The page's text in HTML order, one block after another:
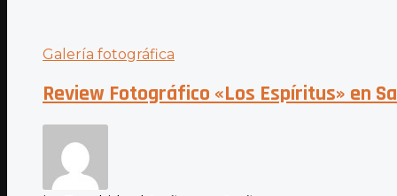
Galería fotográfica
Review Fotográfico «Los Espíritus» en